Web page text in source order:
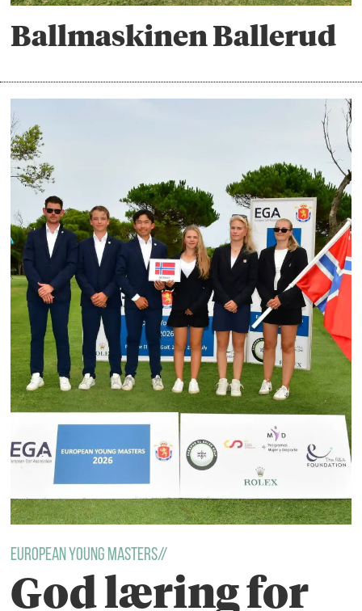
Ballmaskinen Ballerud
European young masters//
God læring for